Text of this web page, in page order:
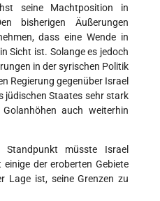
seine Machtposition in
bisherigen Äußerungen
dass eine Wende in
Sicht ist. Solange es jedoch
in der syrischen Politik
Regierung gegenüber Israel
jüdischen Staates sehr stark
auch weiterhin
müsste Israel
der eroberten Gebiete
Lage ist, seine Grenzen zu